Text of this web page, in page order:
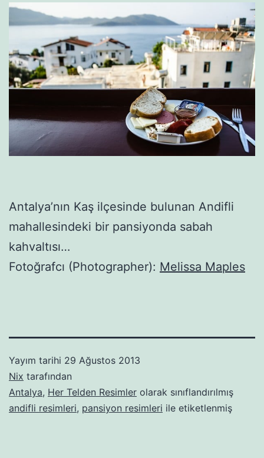
Antalya’nın Kaş ilçesinde bulunan Andifli
mahallesindeki bir pansiyonda sabah
kahvaltısı…
Fotoğrafcı (Photographer): Melissa Maples
Yayım tarihi 29 Ağustos 2013
Nix tarafından
Antalya, Her Telden Resimler olarak sınıflandırılmış
andifli resimleri, pansiyon resimleri ile etiketlenmiş